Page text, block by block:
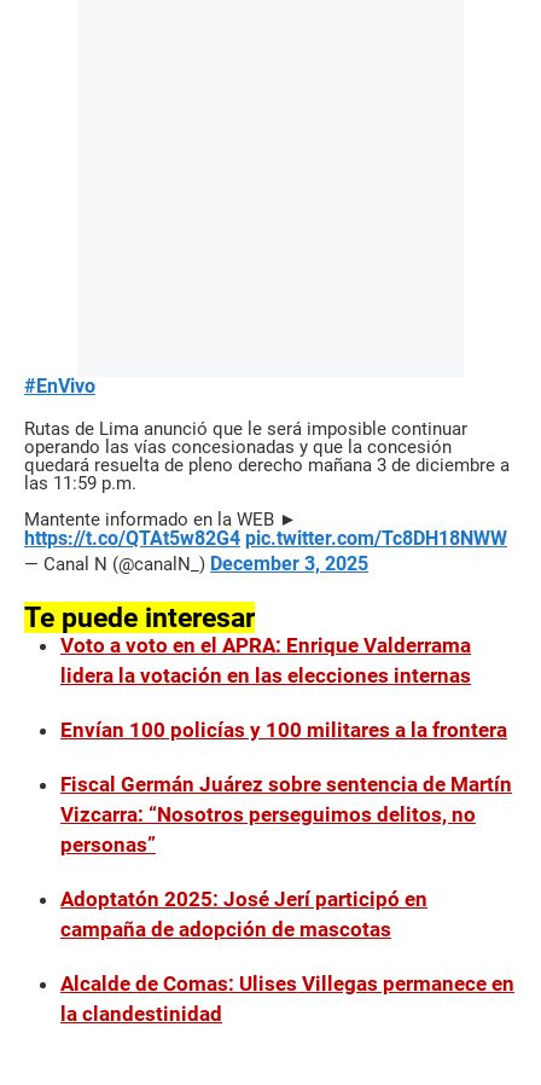
#EnVivo
Rutas de Lima anunció que le será imposible continuar
operando las vías concesionadas y que la concesión
quedará resuelta de pleno derecho mañana 3 de diciembre a
las 11:59 p.m.
Mantente informado en la WEB ►
https://t.co/QTAt5w82G4 pic.twitter.com/Tc8DH18NWW
— Canal N (@canalN_) December 3, 2025
Te puede interesar
Voto a voto en el APRA: Enrique Valderrama
lidera la votación en las elecciones internas
Envían 100 policías y 100 militares a la frontera
Fiscal Germán Juárez sobre sentencia de Martín
Vizcarra: “Nosotros perseguimos delitos, no
personas”
Adoptatón 2025: José Jerí participó en
campaña de adopción de mascotas
Alcalde de Comas: Ulises Villegas permanece en
la clandestinidad